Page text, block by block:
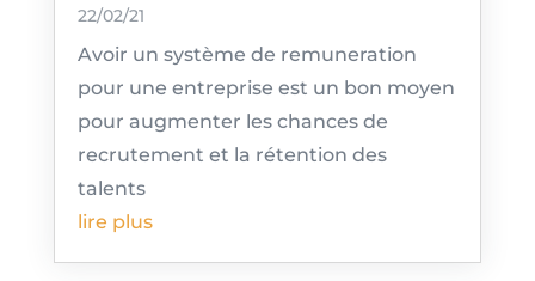
22/02/21
Avoir un système de remuneration
pour une entreprise est un bon moyen
pour augmenter les chances de
recrutement et la rétention des
talents
lire plus